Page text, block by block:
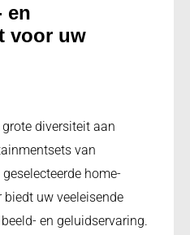
en
voor uw
diversiteit aan
van
home-
uw veeleisende
en geluidservaring.